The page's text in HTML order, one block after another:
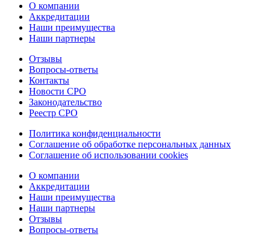
О компании
Аккредитации
Наши преимущества
Наши партнеры
Отзывы
Вопросы-ответы
Контакты
Новости СРО
Законодательство
Реестр СРО
Политика конфиденциальности
Соглашение об обработке персональных данных
Соглашение об использовании cookies
О компании
Аккредитации
Наши преимущества
Наши партнеры
Отзывы
Вопросы-ответы